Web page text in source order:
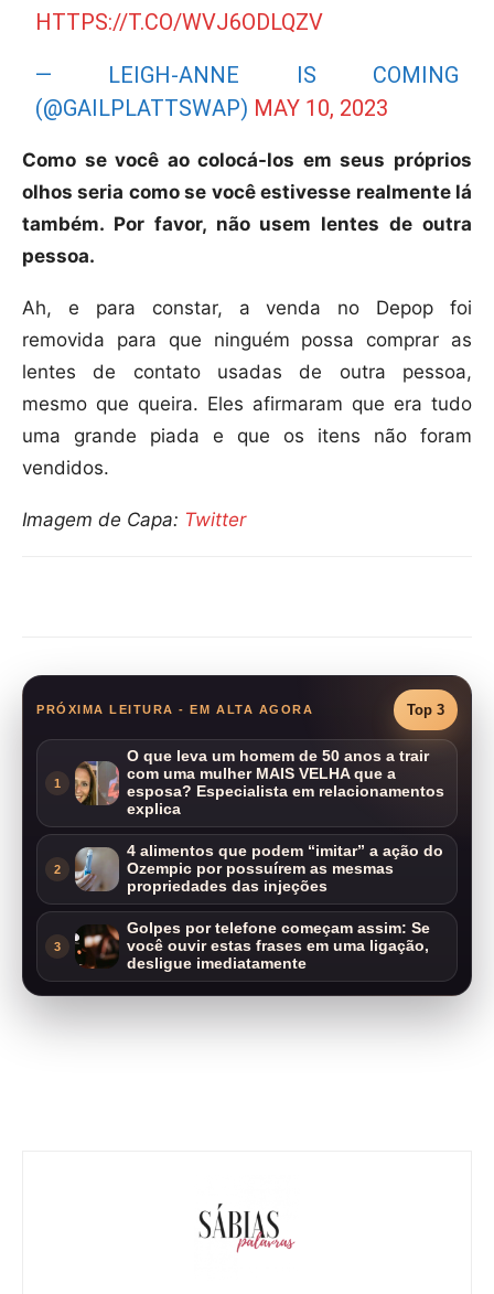
HTTPS://T.CO/WVJ6ODLQZV
— LEIGH-ANNE IS COMING
(@GAILPLATTSWAP) MAY 10, 2023
Como se você ao colocá-los em seus próprios
olhos seria como se você estivesse realmente lá
também. Por favor, não usem lentes de outra
pessoa.
Ah, e para constar, a venda no Depop foi
removida para que ninguém possa comprar as
lentes de contato usadas de outra pessoa,
mesmo que queira. Eles afirmaram que era tudo
uma grande piada e que os itens não foram
vendidos.
Imagem de Capa: Twitter
PRÓXIMA LEITURA - EM ALTA AGORA Top 3
1
O que leva um homem de 50 anos a trair
com uma mulher MAIS VELHA que a
esposa? Especialista em relacionamentos
explica
2
4 alimentos que podem “imitar” a ação do
Ozempic por possuírem as mesmas
propriedades das injeções
3
Golpes por telefone começam assim: Se
você ouvir estas frases em uma ligação,
desligue imediatamente